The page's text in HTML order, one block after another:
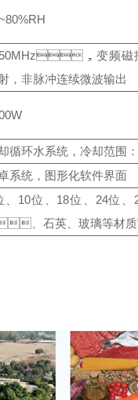
，变频磁
，非脉冲连续微波输出
循环水系统，冷却范围
系统，图形化软件界面
、10位、18位、24位
、石英、玻璃等材